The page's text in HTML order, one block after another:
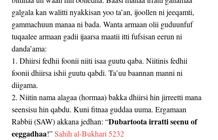
galgala kan walitti nyakkisan yoo ta’an, ijoollen ni jeeqamti,
gammachuun manaa ni bada. Wanta armaan olii guduunfuf
tuqaalee armaan gadii ijaarsa maatii itti fufsisan eerun ni
danda’ama:
1. Dhiirsi fedhii foonii niiti isaa guutu qaba. Niitinis fedhii
foonii dhiirsa ishii guutu qabdi. Ta’uu baannan manni ni
diigama.
2. Niitin nama alagaa (hormaa) bakka dhiirsi hin jirreetti mana
seensisu hin qabdu. Kuni fitnaa guddaa uuma. Ergamaan
Rabbii (SAW) akkana jedhan: “Dubartoota irratti seenu of
eeggadhaa!”Sahih al-Bukhari 5232